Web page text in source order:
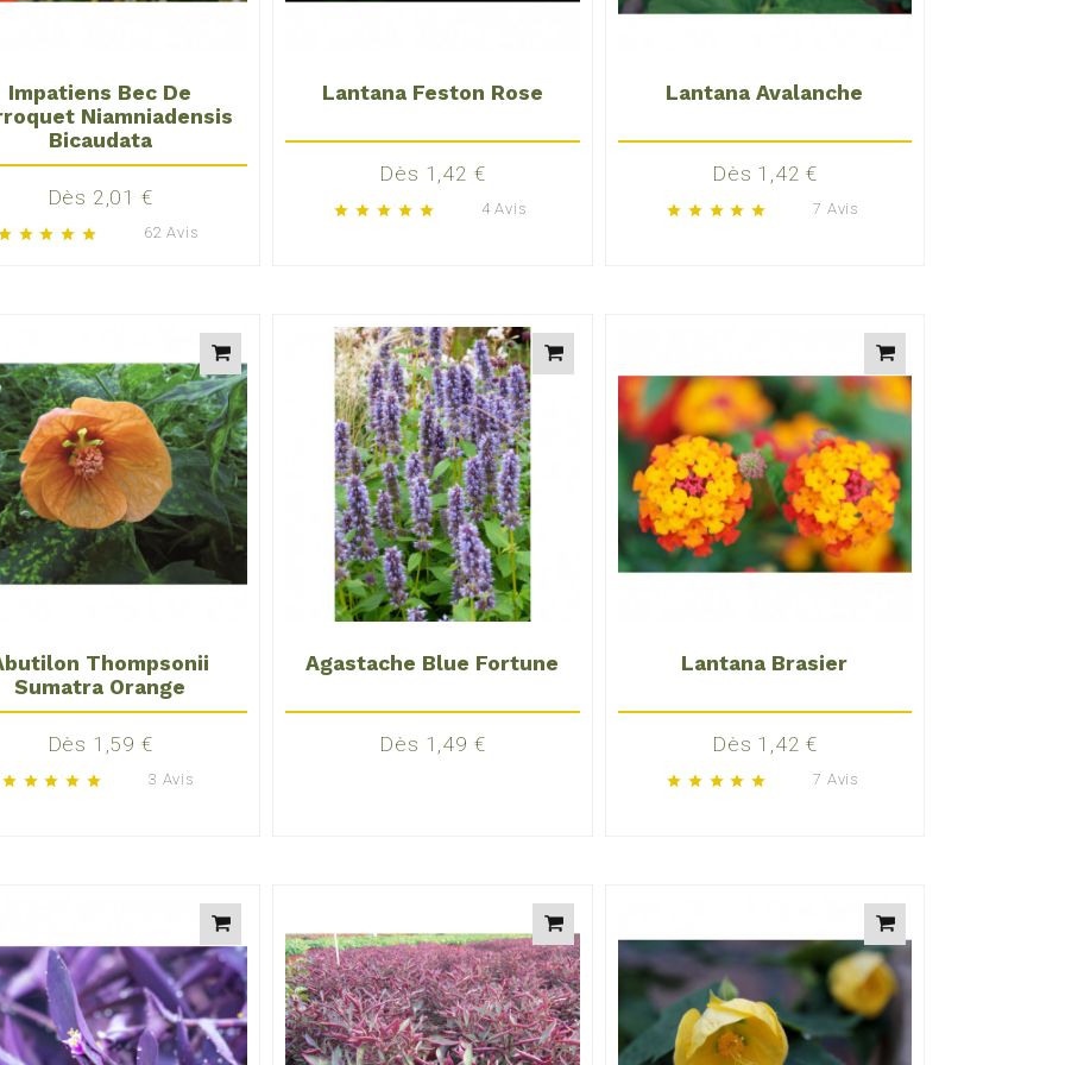
Impatiens Bec De
Niamniadensis
Bicaudata
Prix
Dès 2,01 €
star star star star 62 Avis
Lantana Feston Rose
Prix
Dès 1,42 €
star star star star star 4 Avis
Lantana Avalanche
Prix
Dès 1,42 €
star star star star star 7 Avis
Thompsonii
Sumatra Orange
Prix
Dès 1,59 €
star star star star star 3 Avis
Agastache Blue Fortune
Prix
Dès 1,49 €
Lantana Brasier
Prix
Dès 1,42 €
star star star star star 7 Avis